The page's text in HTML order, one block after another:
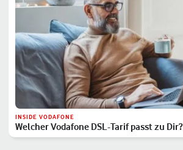
INSIDE VODAFONE
Welcher Vodafone DSL-Tarif passt zu Dir?